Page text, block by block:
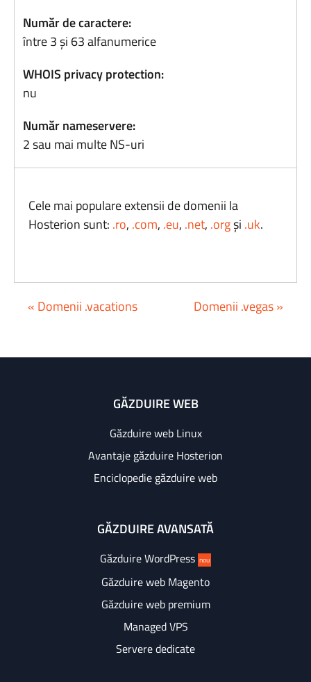
Număr de caractere:
între 3 și 63 alfanumerice
WHOIS privacy protection:
nu
Număr nameservere:
2 sau mai multe NS-uri
Cele mai populare extensii de domenii la
Hosterion sunt: .ro, .com, .eu, .net, .orgși .uk.
« Domenii .vacations Domenii .vegas »
GĂZDUIRE WEB
Găzduire web Linux
Avantaje găzduire Hosterion
Enciclopedie găzduire web
GĂZDUIRE AVANSATĂ
Găzduire WordPress nou
Găzduire web Magento
Găzduire web premium
Managed VPS
Servere dedicate